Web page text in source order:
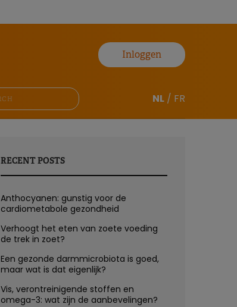
Inloggen
NL / FR
RECENT POSTS
Anthocyanen: gunstig voor de
cardiometabole gezondheid
Verhoogt het eten van zoete voeding
de trek in zoet?
Een gezonde darmmicrobiota is goed,
maar wat is dat eigenlijk?
Vis, verontreinigende stoffen en
omega-3: wat zijn de aanbevelingen?